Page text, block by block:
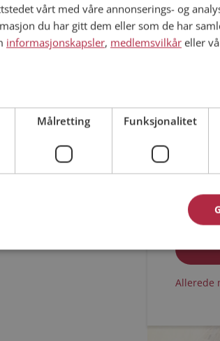
Jeg er en:
Jeg
Jeg
Allerede
vårt med våre annonserings- og
du har gitt dem eller som de har
informasjonskapsler, medlemsvilkår eller
Målretting Funksjonalitet